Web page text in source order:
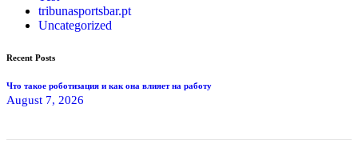
tribunasportsbar.pt
Uncategorized
Recent Posts
Что такое роботизация и как она влияет на работу
August 7, 2026